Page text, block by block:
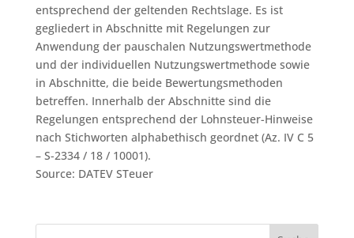
entsprechend der geltenden Rechtslage. Es ist
gegliedert in Abschnitte mit Regelungen zur
Anwendung der pauschalen Nutzungswertmethode
und der individuellen Nutzungswertmethode sowie
in Abschnitte, die beide Bewertungsmethoden
betreffen. Innerhalb der Abschnitte sind die
Regelungen entsprechend der Lohnsteuer-Hinweise
nach Stichworten alphabethisch geordnet (Az. IV C 5
– S-2334 / 18 / 10001).
Source: DATEV STeuer